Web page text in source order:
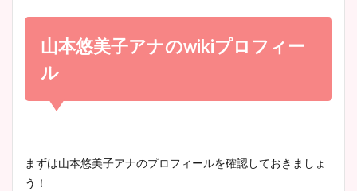
宇賀神メグアナのニット画像
池谷実悠アナのメガネ画像が
小室瑛莉子のカップ画像まと
め！足が美脚でニット衣装も
かわいい！
wikiプロフもチェック！
山本悠美子アナのwikiプロフィー
ル
まずは山本悠美子アナのプロフィールを確認しておきましょ
う！